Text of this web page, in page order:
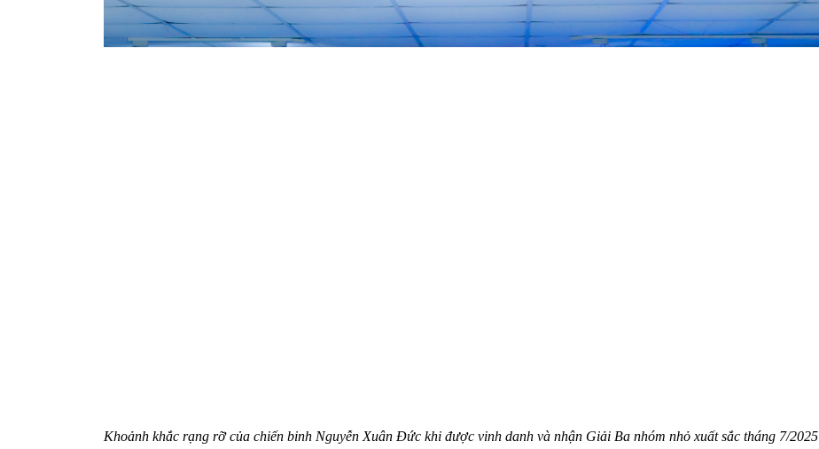
Khoảnh khắc rạng rỡ của chiến binh Nguyễn Xuân Đức khi được vinh danh và nhận Giải Ba nhóm nhỏ xuất sắc tháng 7/2025